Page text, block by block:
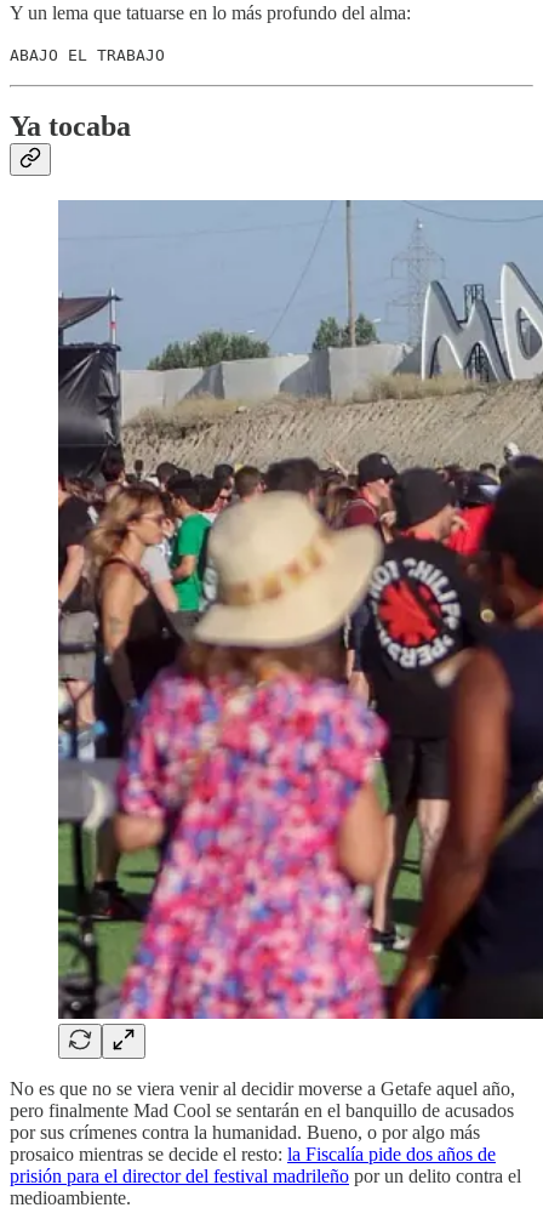
Y un lema que tatuarse en lo más profundo del alma:
ABAJO EL TRABAJO
Ya tocaba
No es que no se viera venir al decidir moverse a Getafe aquel año,
pero finalmente Mad Cool se sentarán en el banquillo de acusados
por sus crímenes contra la humanidad. Bueno, o por algo más
prosaico mientras se decide el resto: la Fiscalía pide dos años de
prisión para el director del festival madrileño por un delito contra el
medioambiente.